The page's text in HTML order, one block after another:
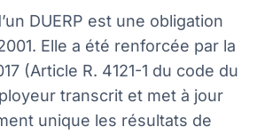
DUERP est une obligation
Elle a été renforcée par la
(Article R. 4121-1 du code du
transcrit et met à jour
unique les résultats de